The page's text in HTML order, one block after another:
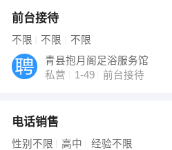
前台接待
不限 不限 不限
青县抱月阁足浴服务馆
私营
1-49 前台接待
电话销售
性别不限 高中 经验不限